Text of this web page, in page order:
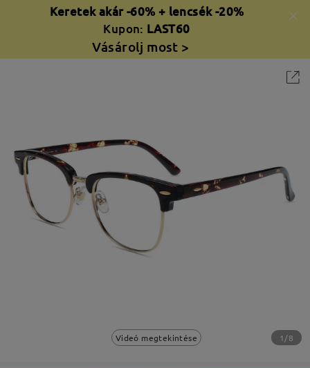
Keretek akár -60% + lencsék -20%
Kupon: LAST60
Vásárolj most >
Videó megtekintése 1/8